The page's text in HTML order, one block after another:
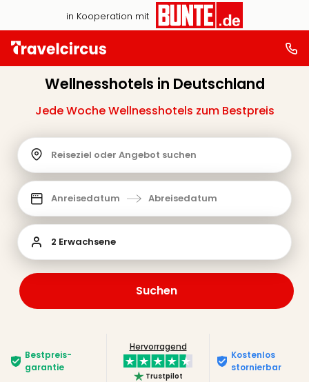
in Kooperation mit
Wellnesshotels in Deutschland
Jede Woche Wellnesshotels zum Bestpreis
Reiseziel oder Angebot suchen
Anreisedatum Abreisedatum
2 Erwachsene
Suchen
Bestpreis­
garantie
Hervorragend
Trustpilot
Kostenlos
stornierbar